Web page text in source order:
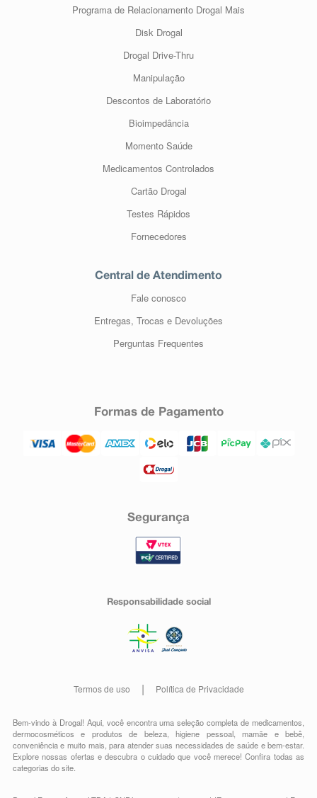
Programa de Relacionamento Drogal Mais
Disk Drogal
Drogal Drive-Thru
Manipulação
Descontos de Laboratório
Bioimpedância
Momento Saúde
Medicamentos Controlados
Cartão Drogal
Testes Rápidos
Fornecedores
Central de Atendimento
Fale conosco
Entregas, Trocas e Devoluções
Perguntas Frequentes
Formas de Pagamento
Segurança
Responsabilidade social
Termos de uso Política de Privacidade
Bem-vindo à Drogal! Aqui, você encontra uma seleção completa demedicamentos
dermocosméticos e produtos de beleza,higiene pessoal,mamãe e bebê
conveniênciae muito mais, para atender suas necessidades de saúde e bem-estar.
Explore nossas ofertas e descubra o cuidado que você merece!Confira todas as
categorias do site.